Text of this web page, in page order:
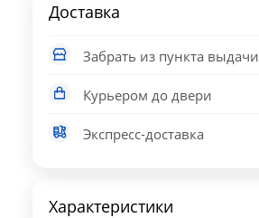
Доставка
Забрать из пункта выдачи
Курьером до двери
Экспресс-доставка
Характеристики